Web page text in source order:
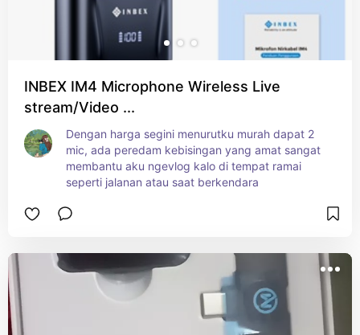
INBEX IM4 Microphone Wireless Live
stream/Video ...
Dengan harga segini menurutku murah dapat 2
mic, ada peredam kebisingan yang amat sangat
membantu aku ngevlog kalo di tempat ramai
seperti jalanan atau saat berkendara